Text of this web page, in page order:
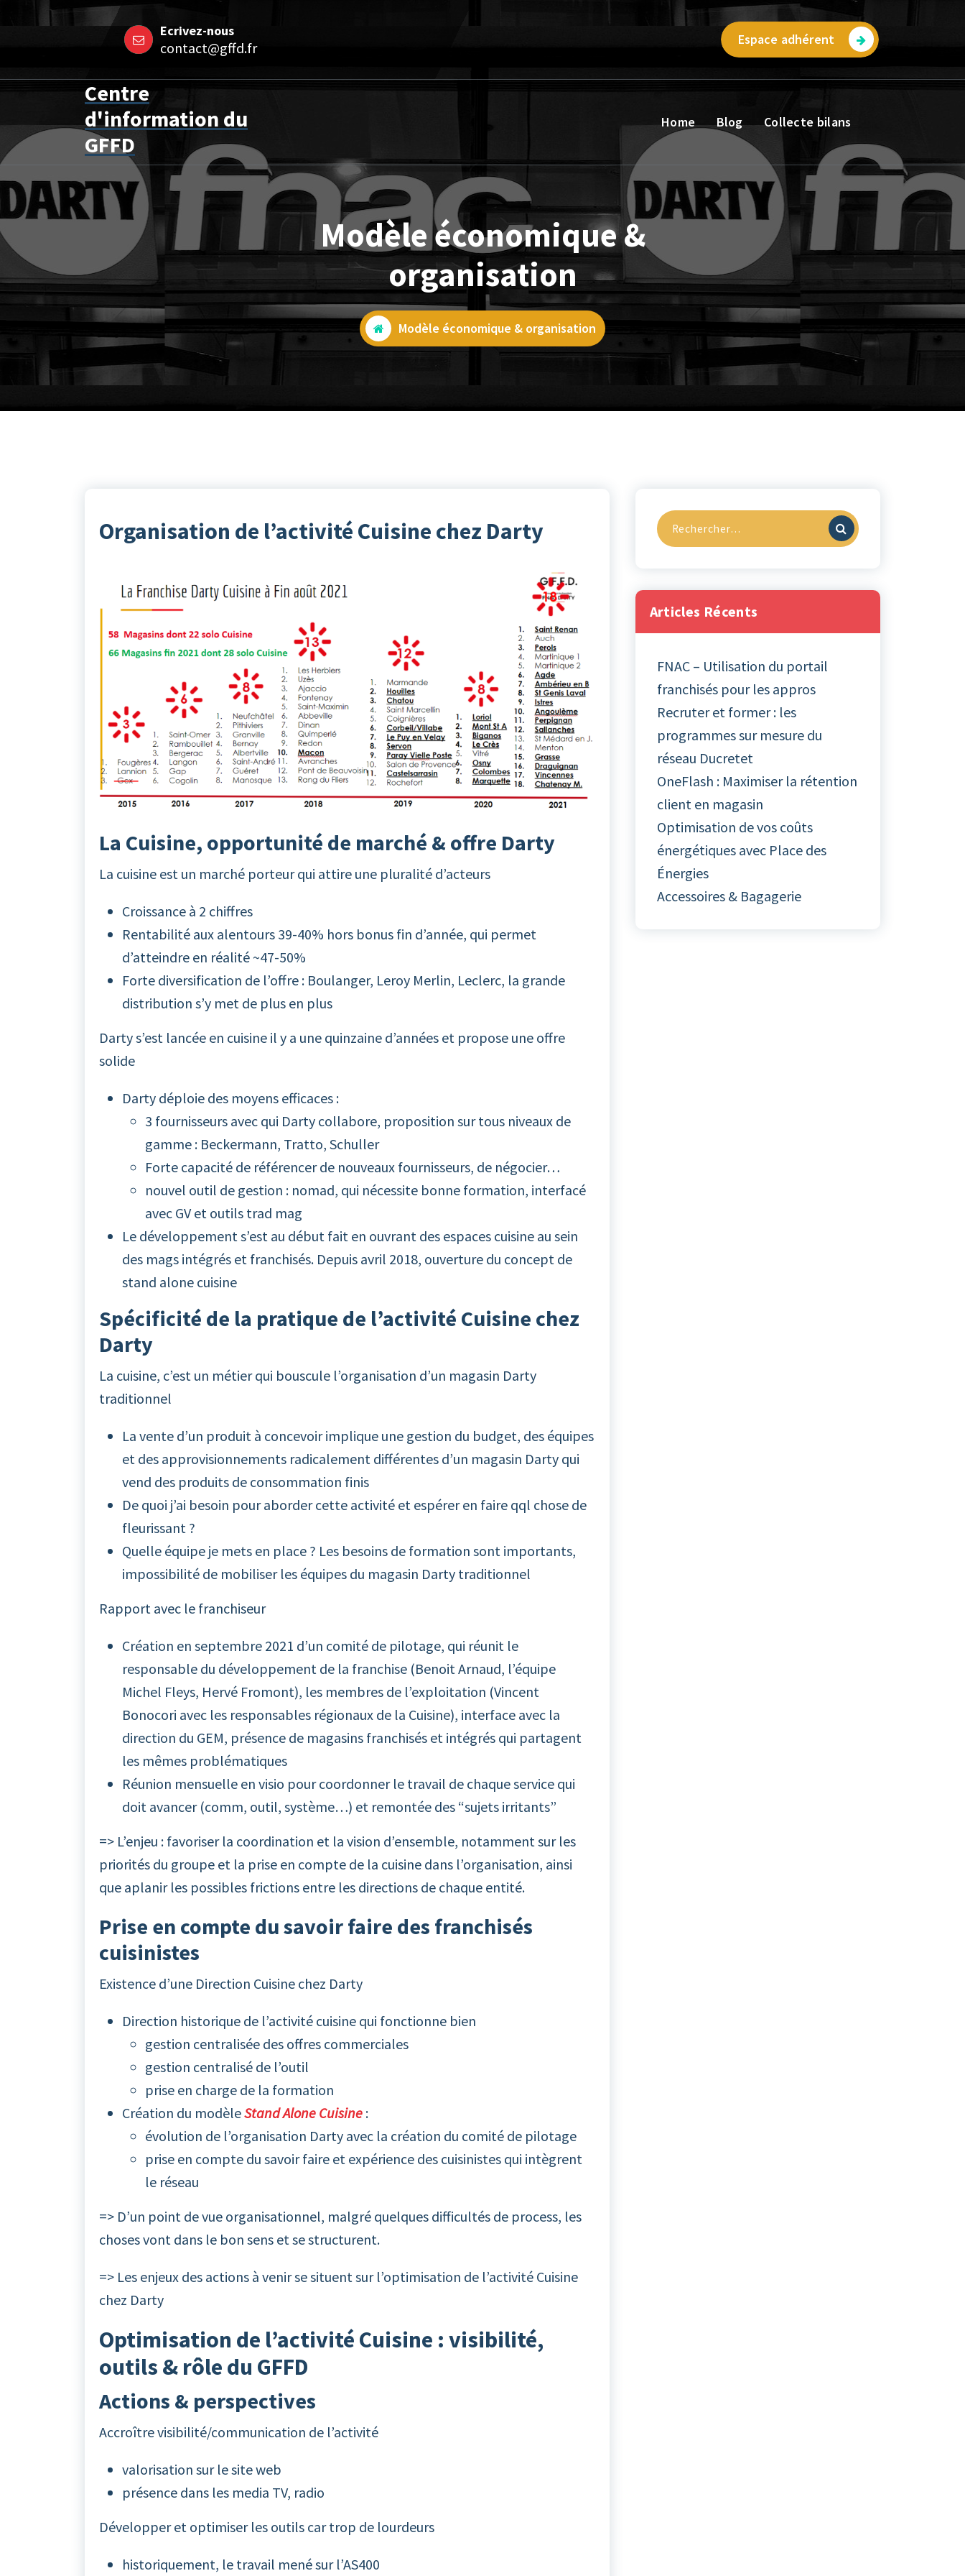
Ecrivez-nous
contact@gffd.fr Espace adhérent
Centre
d'information du
GFFD
Home Blog Collecte bilans
Modèle économique &
organisation
Modèle économique & organisation
Organisation de l’activité Cuisine chez Darty
La Cuisine, opportunité de marché & offre Darty
La cuisine est un marché porteur qui attire une pluralité d’acteurs
Croissance à 2 chiffres
Rentabilité aux alentours 39-40% hors bonus fin d’année, qui permet
d’atteindre en réalité ~47-50%
Forte diversification de l’offre : Boulanger, Leroy Merlin, Leclerc, la grande
distribution s’y met de plus en plus
Darty s’est lancée en cuisine il y a une quinzaine d’années et propose une offre
solide
Darty déploie des moyens efficaces :
3 fournisseurs avec qui Darty collabore, proposition sur tous niveaux de
gamme : Beckermann, Tratto, Schuller
Forte capacité de référencer de nouveaux fournisseurs, de négocier…
nouvel outil de gestion : nomad, qui nécessite bonne formation, interfacé
avec GV et outils trad mag
Le développement s’est au début fait en ouvrant des espaces cuisine au sein
des mags intégrés et franchisés. Depuis avril 2018, ouverture du concept de
stand alone cuisine
Spécificité de la pratique de l’activité Cuisine chez
Darty
La cuisine, c’est un métier qui bouscule l’organisation d’un magasin Darty
traditionnel
La vente d’un produit à concevoir implique une gestion du budget, des équipes
et des approvisionnements radicalement différentes d’un magasin Darty qui
vend des produits de consommation finis
De quoi j’ai besoin pour aborder cette activité et espérer en faire qql chose de
fleurissant ?
Quelle équipe je mets en place ? Les besoins de formation sont importants,
impossibilité de mobiliser les équipes du magasin Darty traditionnel
Rapport avec le franchiseur
Création en septembre 2021 d’un comité de pilotage, qui réunit le
responsable du développement de la franchise (Benoit Arnaud, l’équipe
Michel Fleys, Hervé Fromont), les membres de l’exploitation (Vincent
Bonocori avec les responsables régionaux de la Cuisine), interface avec la
direction du GEM, présence de magasins franchisés et intégrés qui partagent
les mêmes problématiques
Réunion mensuelle en visio pour coordonner le travail de chaque service qui
doit avancer (comm, outil, système…) et remontée des “sujets irritants”
=> L’enjeu : favoriser la coordination et la vision d’ensemble, notamment sur les
priorités du groupe et la prise en compte de la cuisine dans l’organisation, ainsi
que aplanir les possibles frictions entre les directions de chaque entité.
Prise en compte du savoir faire des franchisés
cuisinistes
Existence d’une Direction Cuisine chez Darty
Direction historique de l’activité cuisine qui fonctionne bien
gestion centralisée des offres commerciales
gestion centralisé de l’outil
prise en charge de la formation
Création du modèleStand Alone Cuisine :
évolution de l’organisation Darty avec la création du comité de pilotage
prise en compte du savoir faire et expérience des cuisinistes qui intègrent
le réseau
=> D’un point de vue organisationnel, malgré quelques difficultés de process, les
choses vont dans le bon sens et se structurent.
=> Les enjeux des actions à venir se situent sur l’optimisation de l’activité Cuisine
chez Darty
Optimisation de l’activité Cuisine : visibilité,
outils & rôle du GFFD
Actions & perspectives
Accroître visibilité/communication de l’activité
valorisation sur le site web
présence dans les media TV, radio
Développer et optimiser les outils car trop de lourdeurs
historiquement, le travail mené sur l’AS400
Recherche
pour :
Articles Récents
FNAC – Utilisation du portail
franchisés pour les appros
Recruter et former : les
programmes sur mesure du
réseau Ducretet
OneFlash : Maximiser la rétention
client en magasin
Optimisation de vos coûts
énergétiques avec Place des
Énergies
Accessoires & Bagagerie